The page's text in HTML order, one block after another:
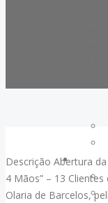
Descrição Abertura
4 Mãos” – 13
Olaria de Barcelos,